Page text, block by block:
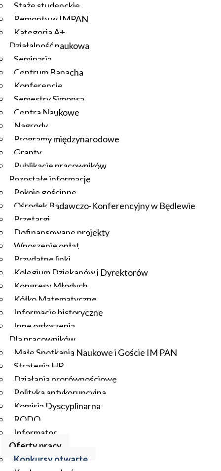
Staże studenckie
Remonty w IMPAN
Kategoria A+
Działalność naukowa
Seminaria
Centrum Banacha
Konferencje
Semestry Simonsa
Centra Naukowe
Nagrody
Programy międzynarodowe
Granty
Publikacje pracowników
Pozostałe informacje
Pokoje gościnne
Ośrodek Badawczo-Konferencyjny w Będlewie
Przetargi
Dofinansowane projekty
Wnoszenie opłat
Przydatne linki
Kolegium Dziekanów i Dyrektorów
Kongresy Młodych
Kółko Matematyczne
Informacje historyczne
Inne ogłoszenia
Dla pracowników
Małe Spotkania Naukowe i Goście IM PAN
Strategia HR
Działania prorównościowe
Polityka antykorupcyjna
Komisja Dyscyplinarna
RODO
Informator
Oferty pracy
Konkursy otwarte